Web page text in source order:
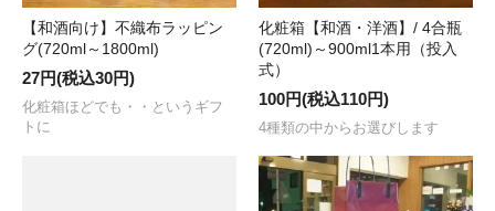
【和酒向け】不織布ラッピン
グ(720ml～1800ml)
27円(税込30円)
化粧箱ほどでも・・というギフ
トに
化粧箱【和酒・洋酒】/ 4合瓶
(720ml)～900ml1本用（投入
式）
100円(税込110円)
4種類の中からお選びします